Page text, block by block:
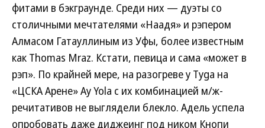
фитами в бэкграунде. Среди них — дуэты со
столичными мечтателями «Наадя» и рэпером
Алмасом Гатауллиным из Уфы, более известным
как Thomas Mraz. Кстати, певица и сама «может в
рэп». По крайней мере, на разогреве у Tyga на
«ЦСКА Арене» Ay Yola с их комбинацией м/ж-
речитативов не выглядели блекло. Адель успела
опробовать даже диджеинг под ником Кнопи